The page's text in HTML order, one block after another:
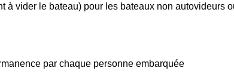
à vider le bateau) pour les bateaux non autovideurs
par chaque personne embarquée